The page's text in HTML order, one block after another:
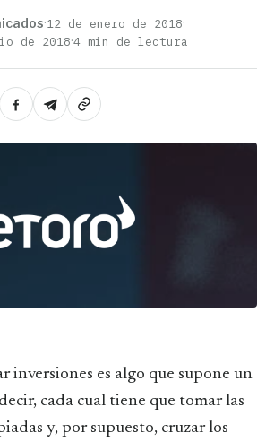
·12 de enero de 2018·
de 2018·4 min de lectura
cada cual tiene que tomar las
y, por supuesto, cruzar los